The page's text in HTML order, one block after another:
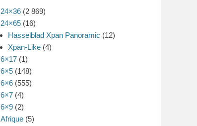
24×36 (2 869)
24×65 (16)
Hasselblad Xpan Panoramic (12)
Xpan-Like (4)
6×17 (1)
6×5 (148)
6×6 (555)
6×7 (4)
6×9 (2)
Afrique (5)